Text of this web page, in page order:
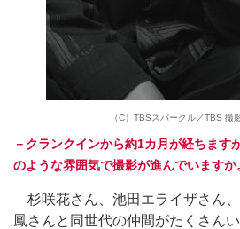
（C）TBSスパークル／TBS 撮
－クランクインから約1カ月が経ちます
のような雰囲気で撮影が進んでいますか
杉咲花さん、池田エライザさん
鳳さんと同世代の仲間がたくさん